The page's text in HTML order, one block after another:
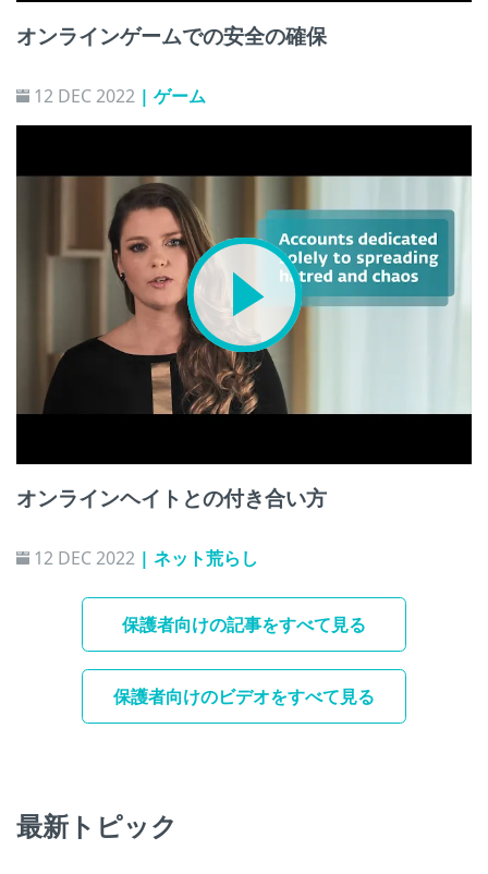
オンラインゲームでの安全の確保
12 DEC 2022 | ゲーム
オンラインヘイトとの付き合い方
12 DEC 2022 | ネット荒らし
保護者向けの記事をすべて見る
保護者向けのビデオをすべて見る
最新トピック